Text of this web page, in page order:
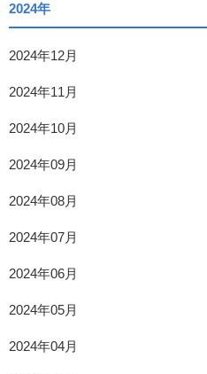
2024年
2024年12月
2024年11月
2024年10月
2024年09月
2024年08月
2024年07月
2024年06月
2024年05月
2024年04月